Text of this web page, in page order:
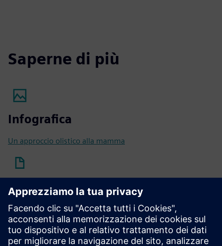
Saperne di più
Infografica
Un approccio olistico alla mamma
Libro bianco
Produzione a ciclo chiuso